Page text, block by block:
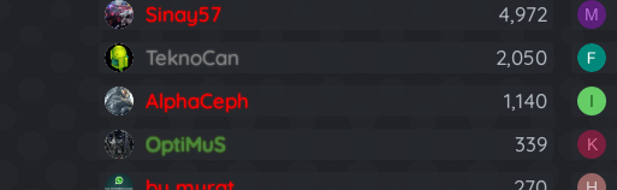
Sinay57
4,972
TeknoCan
2,050
AlphaCeph
1,140
OptiMuS
339
M
I
K